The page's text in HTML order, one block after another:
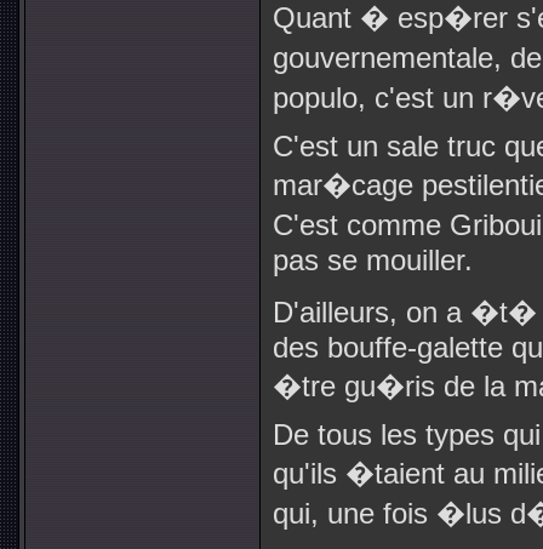
Quant � esp�rer
gouvernementale,
populo, c'est un
C'est un sale truc
mar�cage
C'est comme
pas se mouiller.
D'ailleurs, on a
des bouffe-galette
�tre gu�ris de la
De tous les types
qu'ils �taient au
qui, une fois �lus